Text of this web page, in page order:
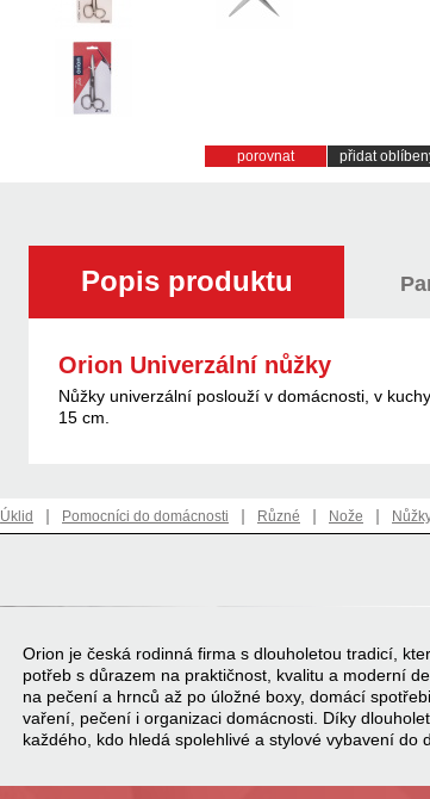
porovnat přidat
Popis produktu
Orion Univerzální nůžky
Nůžky univerzální poslouží v domácnosti, v
15 cm.
Úklid | Pomocníci do domácnosti | Různé | Nože |
Orion je česká rodinná firma s dlouholetou tradicí,
potřeb s důrazem na praktičnost, kvalitu a moderní
na pečení a hrnců až po úložné boxy, domácí
vaření, pečení i organizaci domácnosti. Díky
každého, kdo hledá spolehlivé a stylové vybavení do